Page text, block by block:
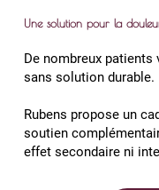
Une solution pour la
De nombreux
sans solution durable.
Rubens propose un
soutien
effet secondaire ni